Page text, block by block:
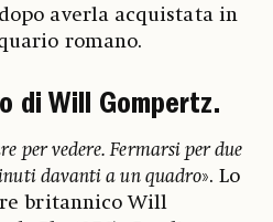
averla acquistata in
romano.
di Will Gompertz.
per vedere. Fermarsi per due
davanti a un quadro». Lo
britannico Will